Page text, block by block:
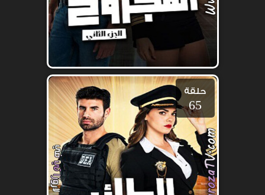
حلقة
65